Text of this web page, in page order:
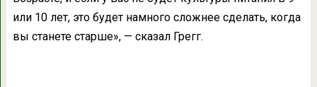
или 10 лет, это будет намного сложнее сделать, когда
вы станете старше», — сказал Грегг.